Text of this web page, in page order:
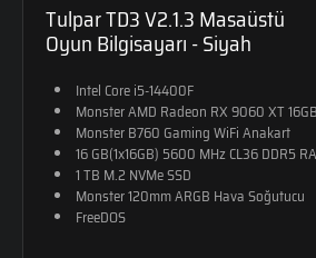
Tulpar TD3 V2.1.3 Masaüstü
Oyun Bilgisayarı - Siyah
Intel Core i5-14400F
Monster AMD Radeon RX 9060 XT 16GB
Monster B760 Gaming WiFi Anakart
16 GB(1x16GB) 5600 MHz CL36 DDR5
1 TB M.2 NVMe SSD
Monster 120mm ARGB Hava Soğutucu
FreeDOS